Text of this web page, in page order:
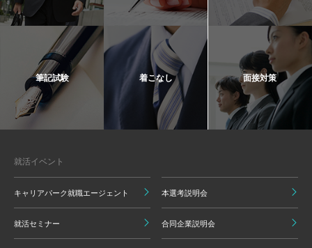
筆記試験 着こなし 面接対策
就活イベント
キャリアパーク就職エージェント 本選考説明会
就活セミナー 合同企業説明会